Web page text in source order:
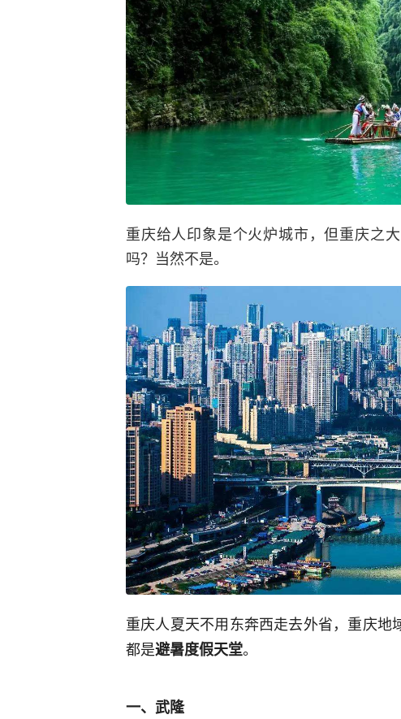
重庆给人印象是个火炉城市，但重庆之
吗？当然不是。
重庆人夏天不用东奔西走去外省，重庆地
都是避暑度假天堂。
一、武隆